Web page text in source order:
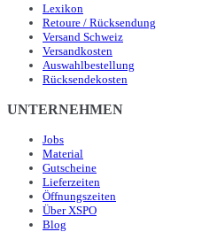
Lexikon
Retoure / Rücksendung
Versand Schweiz
Versandkosten
Auswahlbestellung
Rücksendekosten
UNTERNEHMEN
Jobs
Material
Gutscheine
Lieferzeiten
Öffnungszeiten
Über XSPO
Blog